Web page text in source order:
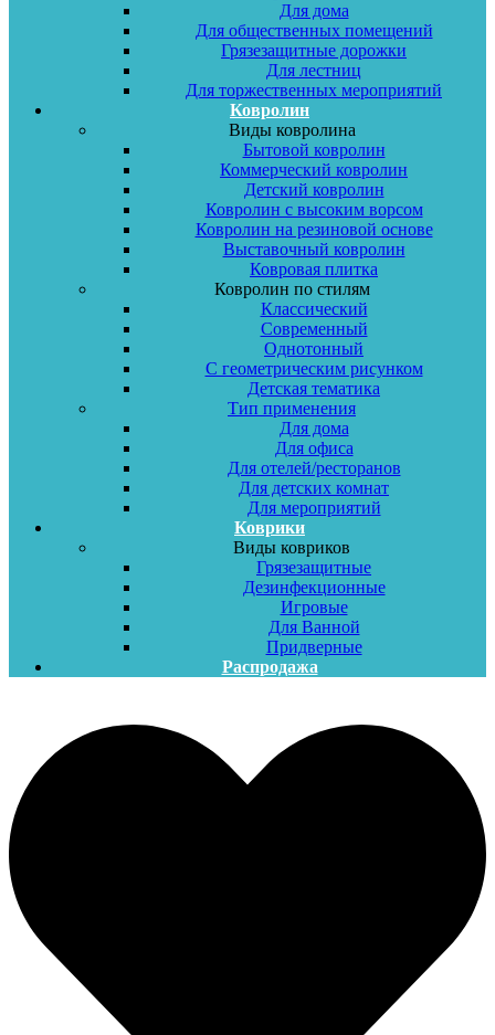
Для дома
Для общественных помещений
Грязезащитные дорожки
Для лестниц
Для торжественных мероприятий
Ковролин
Виды ковролина
Бытовой ковролин
Коммерческий ковролин
Детский ковролин
Ковролин с высоким ворсом
Ковролин на резиновой основе
Выставочный ковролин
Ковровая плитка
Ковролин по стилям
Классический
Современный
Однотонный
С геометрическим рисунком
Детская тематика
Тип применения
Для дома
Для офиса
Для отелей/ресторанов
Для детских комнат
Для мероприятий
Коврики
Виды ковриков
Грязезащитные
Дезинфекционные
Игровые
Для Ванной
Придверные
Распродажа